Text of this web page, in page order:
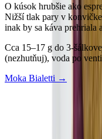
O kúsok hrubšie ako
Nižší tlak pary v
inak by sa káva prehriala
Cca 15–17 g do 3-
(nezhutňuj), voda po
Moka Bialetti →